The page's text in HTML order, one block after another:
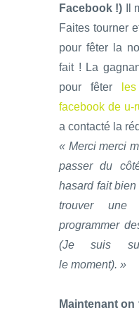
Facebook !)
Il
Faites tourner
pour fêter la
fait ! La
pour fêter
facebook de u-
a contacté la
« Merci merci
passer du
hasard fait
trouver une
programmer
(Je suis
le moment). »
Maintenant